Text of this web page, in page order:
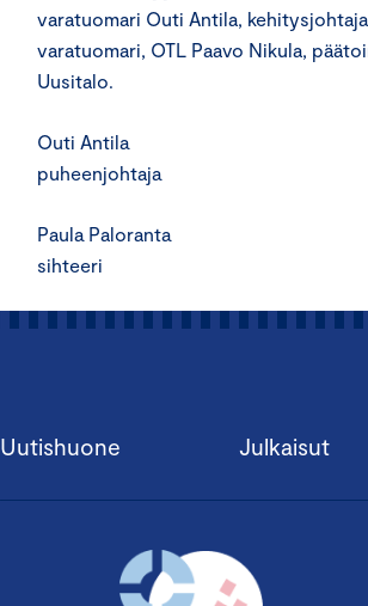
varatuomari Outi Antila,
varatuomari, OTL Paavo Nikula,
Uusitalo.
Outi Antila
puheenjohtaja
Paula Paloranta
sihteeri
Uutishuone Julkaisut